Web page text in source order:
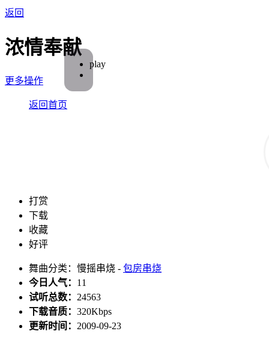
返回
浓情奉献
更多操作
返回首页
打赏
下载
收藏
好评
舞曲分类：慢摇串烧 - 包房串烧
今日人气： 11
试听总数： 24563
下载音质： 320Kbps
更新时间： 2009-09-23
play